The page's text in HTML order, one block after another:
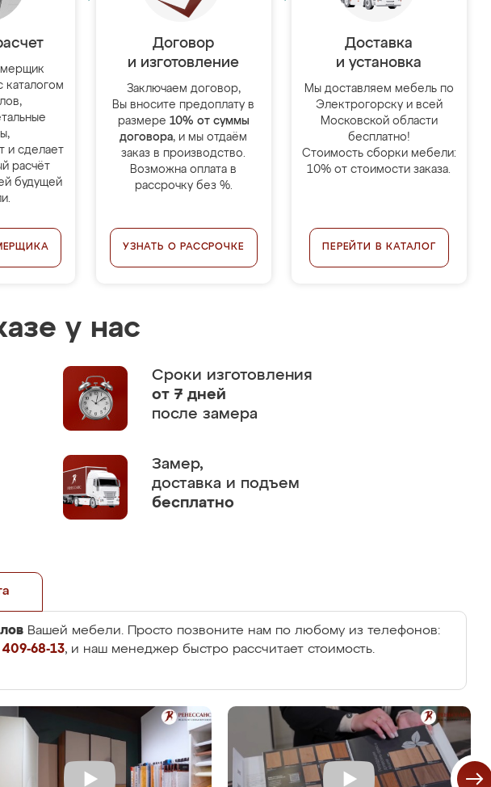
каталогом
и сделает
расчёт
будущей
Договор
и изготовление
Заключаем договор,
Вы вносите предоплату в
размере 10% от суммы
договора, и мы отдаём
заказ в производство.
Возможна оплата в
рассрочку без %.
УЗНАТЬ О РАССРОЧКЕ
Доставка
и установка
Мы доставляем мебель по
Электрогорску и всей
Московской области
бесплатно!
Стоимость сборки мебели:
10% от стоимости заказа.
ПЕРЕЙТИ В КАТАЛОГ
у нас
Сроки изготовления
от 7 дней
после замера
Замер,
доставка и подъем
бесплатно
Вашей мебели. Просто позвоните нам по любому из телефонов:
68-13, и наш менеджер быстро рассчитает стоимость.